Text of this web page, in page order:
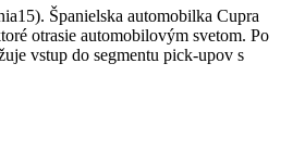
Španielska automobilka Cupra
otrasie automobilovým svetom. Po
vstup do segmentu pick-upov s